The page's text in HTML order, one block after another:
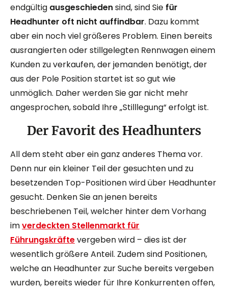
endgültig ausgeschiedensind, sind Sie für
Headhunter oft nicht auffindbar. Dazu kommt
aber ein noch viel größeres Problem. Einen bereits
ausrangierten oder stillgelegten Rennwagen einem
Kunden zu verkaufen, der jemanden benötigt, der
aus der Pole Position startet ist so gut wie
unmöglich. Daher werden Sie gar nicht mehr
angesprochen, sobald Ihre „Stilllegung“ erfolgt ist.
Der Favorit des Headhunters
All dem steht aber ein ganz anderes Thema vor.
Denn nur ein kleiner Teil der gesuchten und zu
besetzenden Top-Positionen wird über Headhunter
gesucht. Denken Sie an jenen bereits
beschriebenen Teil, welcher hinter dem Vorhang
imverdeckten Stellenmarkt für
Führungskräftevergeben wird – dies ist der
wesentlich größere Anteil. Zudem sind Positionen,
welche an Headhunter zur Suche bereits vergeben
wurden, bereits wieder für Ihre Konkurrenten offen,